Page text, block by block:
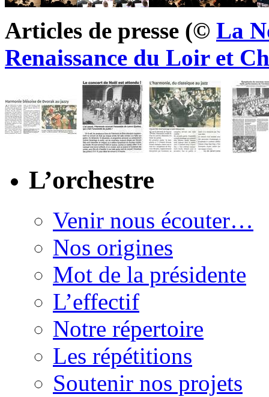
Articles de presse (© La
Renaissance du Loir et
L’orchestre
Venir nous écouter…
Nos origines
Mot de la présidente
L’effectif
Notre répertoire
Les répétitions
Soutenir nos projets